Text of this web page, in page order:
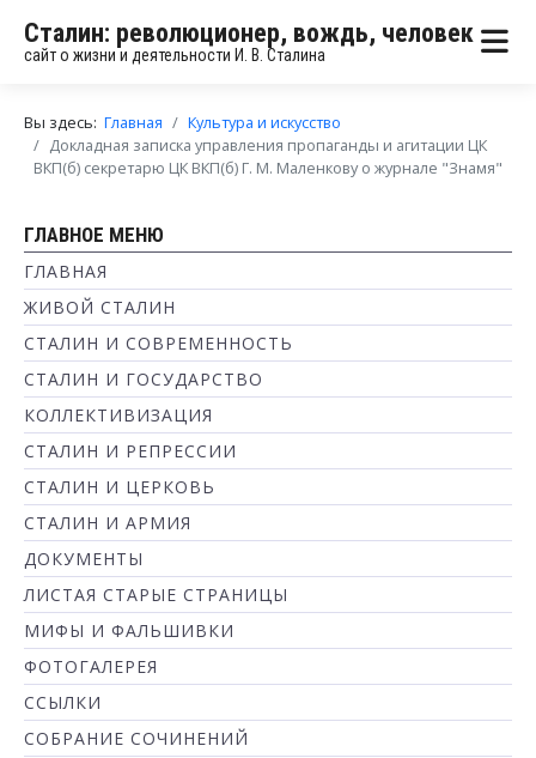
Сталин: революционер, вождь, человек
сайт о жизни и деятельности И. В. Сталина
Вы здесь: Главная
Культура и искусство
Докладная записка управления пропаганды и агитации ЦК
ВКП(б) секретарю ЦК ВКП(б) Г. М. Маленкову о журнале "Знамя"
ГЛАВНОЕ МЕНЮ
ГЛАВНАЯ
ЖИВОЙ СТАЛИН
СТАЛИН И СОВРЕМЕННОСТЬ
СТАЛИН И ГОСУДАРСТВО
КОЛЛЕКТИВИЗАЦИЯ
СТАЛИН И РЕПРЕССИИ
СТАЛИН И ЦЕРКОВЬ
СТАЛИН И АРМИЯ
ДОКУМЕНТЫ
ЛИСТАЯ СТАРЫЕ СТРАНИЦЫ
МИФЫ И ФАЛЬШИВКИ
ФОТОГАЛЕРЕЯ
ССЫЛКИ
СОБРАНИЕ СОЧИНЕНИЙ